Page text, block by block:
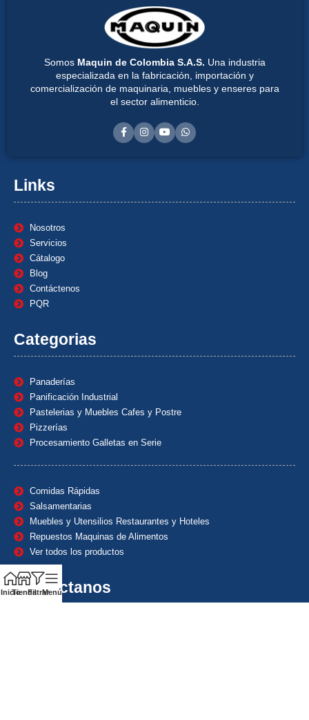
Somos Maquin de Colombia S.A.S. Una industria
especializada en la fabricación, importación y
comercialización de maquinaria, muebles y enseres para
el sector alimenticio.
Links
Nosotros
Servicios
Cátalogo
Blog
Contáctenos
PQR
Categorias
Panaderías
Panificación Industrial
Pastelerias y Muebles Cafes y Postre
Pizzerías
Procesamiento Galletas en Serie
Comidas Rápidas
Salsamentarias
Muebles y Utensilios Restaurantes y Hoteles
Repuestos Maquinas de Alimentos
Ver todos los productos
Contáctanos
InicioTiendaFiltrarMenú